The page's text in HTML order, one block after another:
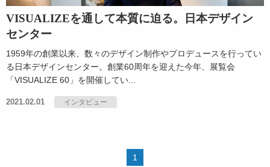
VISUALIZEを通して本質に迫る。日本デザイン
センター
1959年の創業以来、数々のデザイン制作やプロデュースを行ってい
る日本デザインセンター。創業60周年を迎えた今年、展覧会
「VISUALIZE 60」を開催してい...
2021.02.01 インタビュー
1